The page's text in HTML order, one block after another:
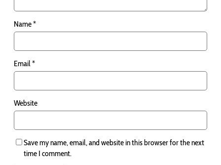
Name*
Email*
Website
Save my name, email, and website in this browser for the next
time I comment.